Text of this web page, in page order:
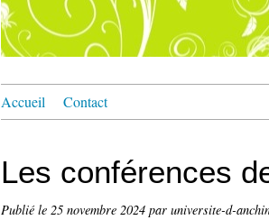
Accueil Contact
Les conférences
Publié le 25 novembre 2024 par universite-d-